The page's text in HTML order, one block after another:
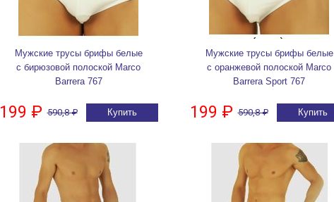
Мужские трусы брифы белые
с бирюзовой полоской Marco
Barrera 767
199 ₽ 590,8 ₽ Купить
Мужские трусы брифы белые
с оранжевой полоской Marco
Barrera Sport 767
199 ₽ 590,8 ₽ Купить